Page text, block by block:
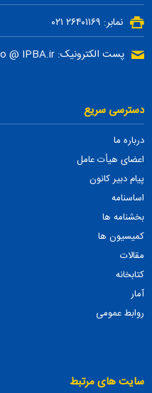
نمابر: ۲۶۴۰۱۱۶۹ ۰۲۱
پست الکترونیک: info @ IPBA.ir
دسترسی سریع
درباره ما
اعضای هیأت عامل
پیام دبیر کانون
اساسنامه
بخشنامه ها
کمیسیون ها
مقالات
کتابخانه
آمار
روابط عمومی
سایت های مرتبط